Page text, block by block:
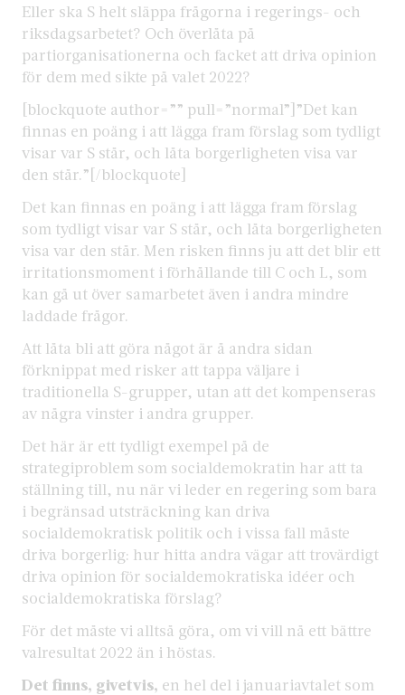
Eller ska S helt släppa frågorna i regerings- och
riksdagsarbetet? Och överlåta på
partiorganisationerna och facket att driva opinion
för dem med sikte på valet 2022?
[blockquote author=”” pull=”normal”]”Det kan
finnas en poäng i att lägga fram förslag som tydligt
visar var S står, och låta borgerligheten visa var
den står.”[/blockquote]
Det kan finnas en poäng i att lägga fram förslag
som tydligt visar var S står, och låta borgerligheten
visa var den står. Men risken finns ju att det blir ett
irritationsmoment i förhållande till C och L, som
kan gå ut över samarbetet även i andra mindre
laddade frågor.
Att låta bli att göra något är å andra sidan
förknippat med risker att tappa väljare i
traditionella S-grupper, utan att det kompenseras
av några vinster i andra grupper.
Det här är ett tydligt exempel på de
strategiproblem som socialdemokratin har att ta
ställning till, nu när vi leder en regering som bara
i begränsad utsträckning kan driva
socialdemokratisk politik och i vissa fall måste
driva borgerlig: hur hitta andra vägar att trovärdigt
driva opinion för socialdemokratiska idéer och
socialdemokratiska förslag?
För det måste vi alltså göra, om vi vill nå ett bättre
valresultat 2022 än i höstas.
Det finns, givetvis, en hel del i januariavtalet som